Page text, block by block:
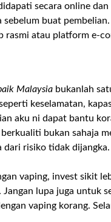
secara online
sebelum buat
rasmi atau platform e-
Malaysia bukanlah
keselamatan,
aku ni dapat bantu
bukan sahaja
dari risiko tidak dijangka.
vaping, invest sikit
Jangan lupa juga untuk
vaping korang.